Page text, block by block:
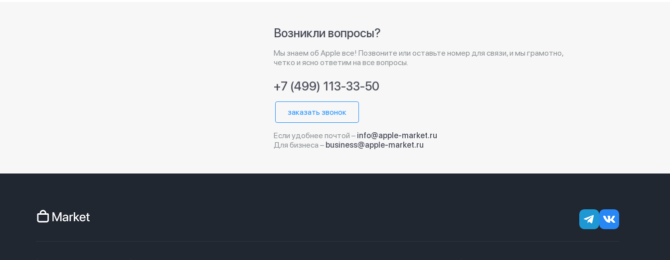
Возникли вопросы?
Мы знаем об Apple все! Позвоните или оставьте номер для связи, и мы грамотно,
четко и ясно ответим на все вопросы.
+7 (499) 113-33-50
заказать звонок
Если удобнее почтой – info@apple-market.ru
Для бизнеса – business@apple-market.ru